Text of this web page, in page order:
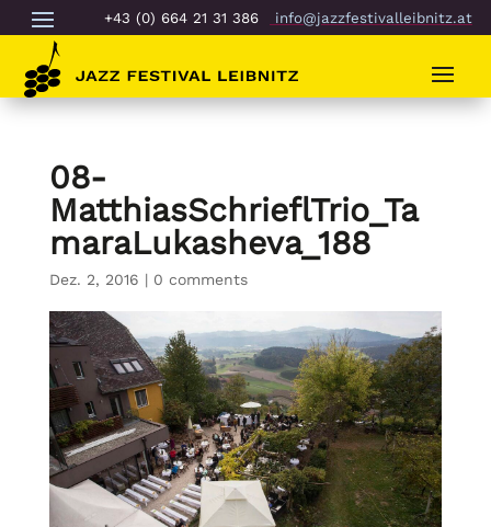
+43 (0) 664 21 31 386 info@jazzfestivalleibnitz.at
08-
MatthiasSchrieflTrio_Ta
maraLukasheva_188
Dez. 2, 2016 | 0 comments